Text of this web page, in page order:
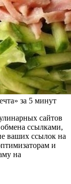
за 5 минут
сайтов
ссылками,
ваших ссылок на
и
на